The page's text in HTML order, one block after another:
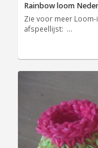
Rainbow loom
Zie voor meer
afspeellijst: ...